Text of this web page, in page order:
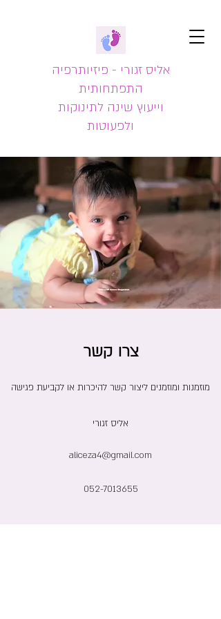
אליס זגורי - פיזיותרפיה
התפתחותית
וייעוץ שינה לתינוקות
ולפעוטות
צרו קשר
מוזמנות ומוזמנים ליצור קשר להיכרות או לקביעת פגישה
אליס זגורי
aliceza4@gmail.com
052-7013655